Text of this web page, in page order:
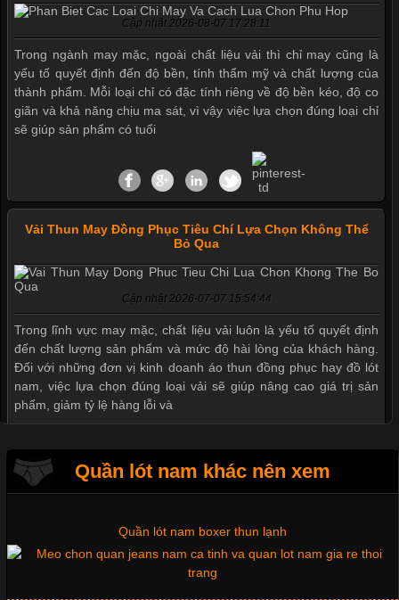
Cập nhật 2026-08-07 17:28:11
Trong ngành may mặc, ngoài chất liệu vải thì chỉ may cũng là
yếu tố quyết định đến độ bền, tính thẩm mỹ và chất lượng của
thành phẩm. Mỗi loại chỉ có đặc tính riêng về độ bền kéo, độ co
giãn và khả năng chịu ma sát, vì vậy việc lựa chọn đúng loại chỉ
sẽ giúp sản phẩm có tuổi
Vải Thun May Đồng Phục Tiêu Chí Lựa Chọn Không Thể
Bỏ Qua
Cập nhật 2026-07-07 15:54:44
Trong lĩnh vực may mặc, chất liệu vải luôn là yếu tố quyết định
đến chất lượng sản phẩm và mức độ hài lòng của khách hàng.
Đối với những đơn vị kinh doanh áo thun đồng phục hay đồ lót
nam, việc lựa chọn đúng loại vải sẽ giúp nâng cao giá trị sản
phẩm, giảm tỷ lệ hàng lỗi và
Cập nhật 2026-06-01 16:20:50
Quần lót nam khác nên xem
Xu hướng thời trang trẻ và quần lót nam giá sỉ
Giặt và bảo quản quần lót nam đúng cách
Mẫu quần lót nam giá rẻ sốt hè 2017
Những mẩu quần lót nam thông dụng hiện nay
Bộ sưu tập quần lót nam Boxer TpHCM
Nguyên bộ quần lót nam Boxer thun lạnh giá rẻ